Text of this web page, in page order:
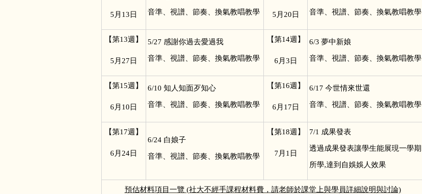
5 月13日 音準、視譜、節奏、換氣教唱教學 5 月20日 音準、視譜、節奏、換氣教唱教學
【第13週】
5 月27日
5/27 感謝你過去愛過我
音準、視譜、節奏、換氣教唱教學
【第14週】
6 月3日
6/3 夢中新娘
音準、視譜、節奏、換氣教唱教學
【第15週】
6 月10日
6/10 知人知面歹知心
音準、視譜、節奏、換氣教唱教學
【第16週】
6 月17日
6/17 今世情來世還
音準、視譜、節奏、換氣教唱教學
【第17週】
6 月24日
6/24 白娘子
音準、視譜、節奏、換氣教唱教學
【第18週】
7 月1日
7/1 成果發表
透過成果發表讓學生能展現一學期
所學,達到自娛娛人效果
預估材料項目一覽 (社大不經手課程材料費，請老師於課堂上與學員詳細說明與討論)